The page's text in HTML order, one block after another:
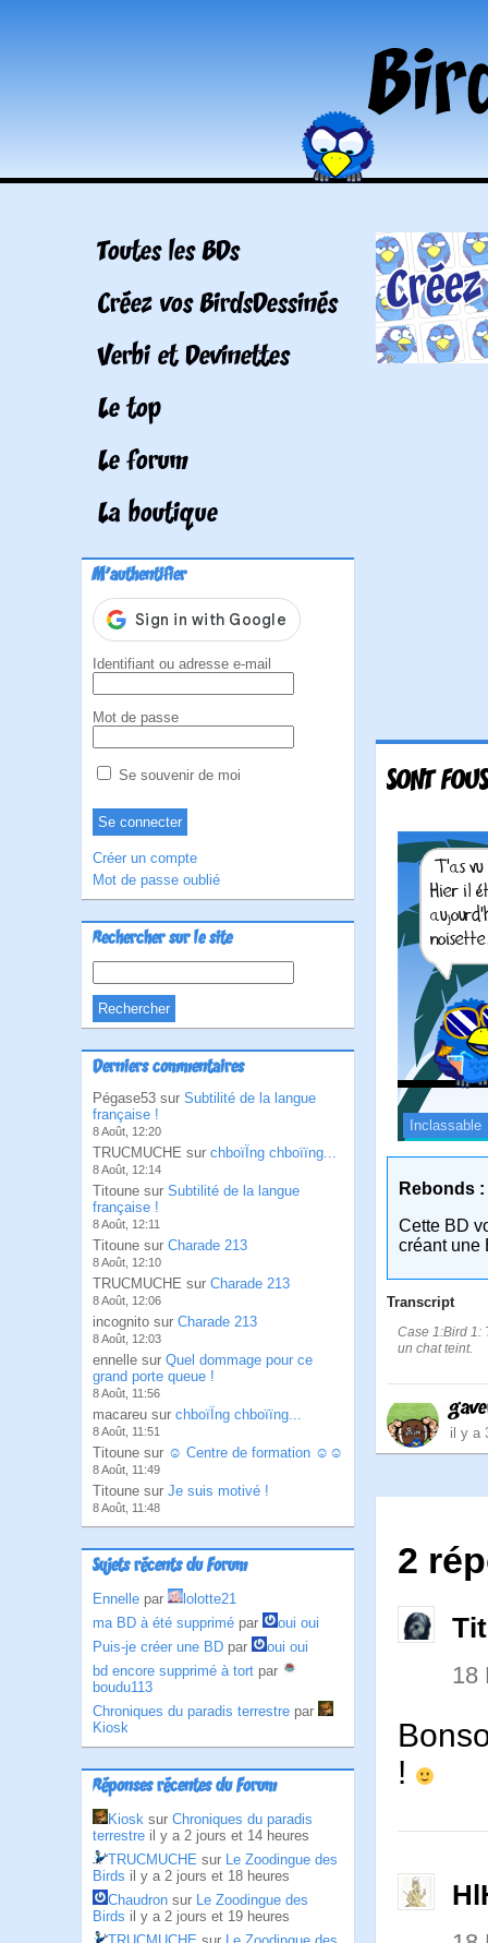
Toutes les BDs
Créez vos BirdsDessinés
Verbi et Devinettes
Le top
Le forum
La boutique
M'authentifier
Identifiant ou adresse e-mail
Mot de passe
Se souvenir de moi
Créer un compte
Mot de passe oublié
Rechercher sur le site
Derniers commentaires
Pégase53 sur Subtilité de la langue
française !
8 Août, 12:20
TRUCMUCHE sur chboïÏng chboïïng...
8 Août, 12:14
Titoune sur Subtilité de la langue
française !
8 Août, 12:11
Titoune sur Charade 213
8 Août, 12:10
TRUCMUCHE sur Charade 213
8 Août, 12:06
incognito sur Charade 213
8 Août, 12:03
ennelle sur Quel dommage pour ce
grand porte queue !
8 Août, 11:56
macareu sur chboïÏng chboïïng...
8 Août, 11:51
Titoune sur ☺ Centre de formation ☺☺
8 Août, 11:49
Titoune sur Je suis motivé !
8 Août, 11:48
Sujets récents du Forum
Ennelle par
lolotte21
ma BD à été supprimé par
oui oui
Puis-je créer une BD par
oui oui
bd encore supprimé à tort par
boudu113
Chroniques du paradis terrestre par
Kiosk
Réponses récentes du Forum
Kiosk sur Chroniques du paradis
terrestre il y a 2 jours et 14 heures
TRUCMUCHE sur Le Zoodingue des
Birds il y a 2 jours et 18 heures
Chaudron sur Le Zoodingue des
Birds il y a 2 jours et 19 heures
SONT
Inclassable
Rebonds :
Cette BD
créant une
Transcript
Case 1:Bird 1:
un chat teint.
il y a
2
18
!